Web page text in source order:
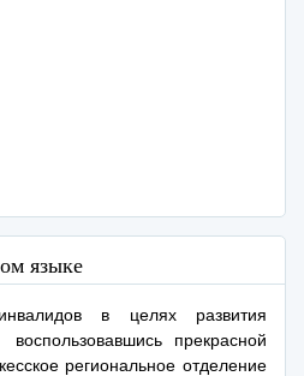
языке
в целях развития
воспользовавшись прекрасной
региональное отделение